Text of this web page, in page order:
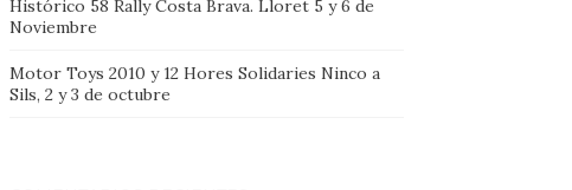
Histórico 58 Rally Costa Brava. Lloret 5 y 6 de
Noviembre
Motor Toys 2010 y 12 Hores Solidaries Ninco a
Sils, 2 y 3 de octubre